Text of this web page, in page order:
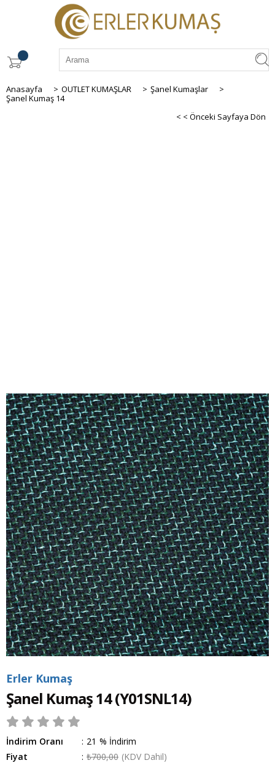
Anasayfa > OUTLET KUMAŞLAR > Şanel Kumaşlar
>
Şanel Kumaş 14
< < Önceki Sayfaya Dön
Erler Kumaş
Şanel Kumaş 14(Y01SNL14)
İndirim Oranı : %
21
İndirim
Fiyat
: ₺700,00 (KDV Dahil)